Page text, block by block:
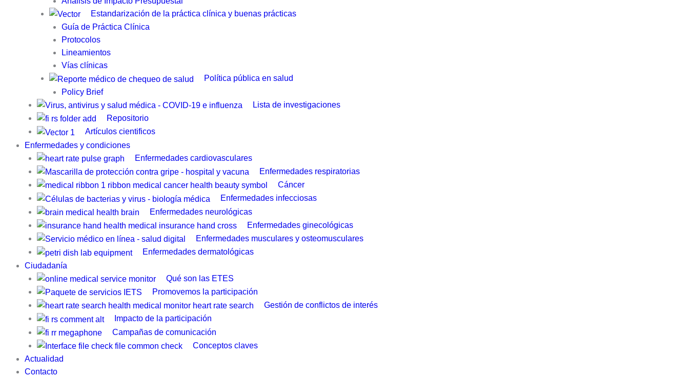
Estandarización de la práctica clínica y buenas prácticas
Guía de Práctica Clínica​
Protocolos
Lineamientos
Vías clínicas
Política pública en salud
Policy Brief
Lista de investigaciones
Repositorio
Artículos cientificos
Enfermedades y condiciones
Enfermedades cardiovasculares
Enfermedades respiratorias
Cáncer
Enfermedades infecciosas
Enfermedades neurológicas
Enfermedades ginecológicas
Enfermedades musculares y osteomusculares
Enfermedades dermatológicas
Ciudadanía
Qué son las ETES
Promovemos la participación
Gestión de conflictos de interés
Impacto de la participación
Campañas de comunicación
Conceptos claves
Actualidad
Contacto